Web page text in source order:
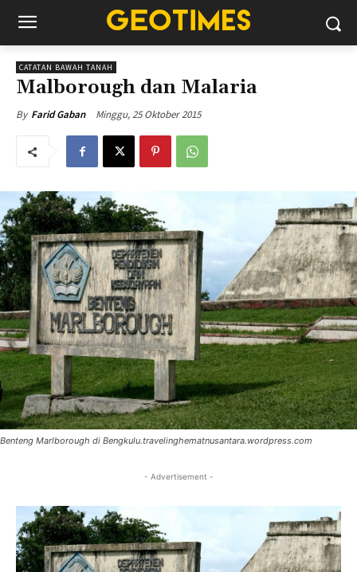
CATATAN BAWAH TANAH
Malborough dan Malaria
By Farid Gaban Minggu, 25 Oktober 2015
Benteng Marlborough di Bengkulu.travelinghematnusantara.wordpress.com
- Advertisement -